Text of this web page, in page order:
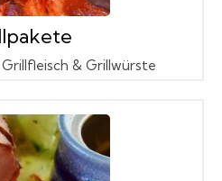
& Grillwürste